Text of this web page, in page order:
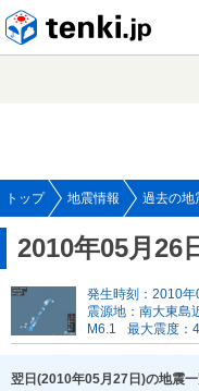
トップ 地震情報 過去の地
2010年05月26
発生時刻：2010
震源地：南大東島
M6.1
最大震度：4
翌日(2010年05月27日)の地震